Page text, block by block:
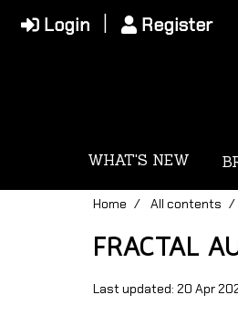
Login Register
WHAT'S NEW
Home All contents
FRACTAL
Last updated: 20 Apr